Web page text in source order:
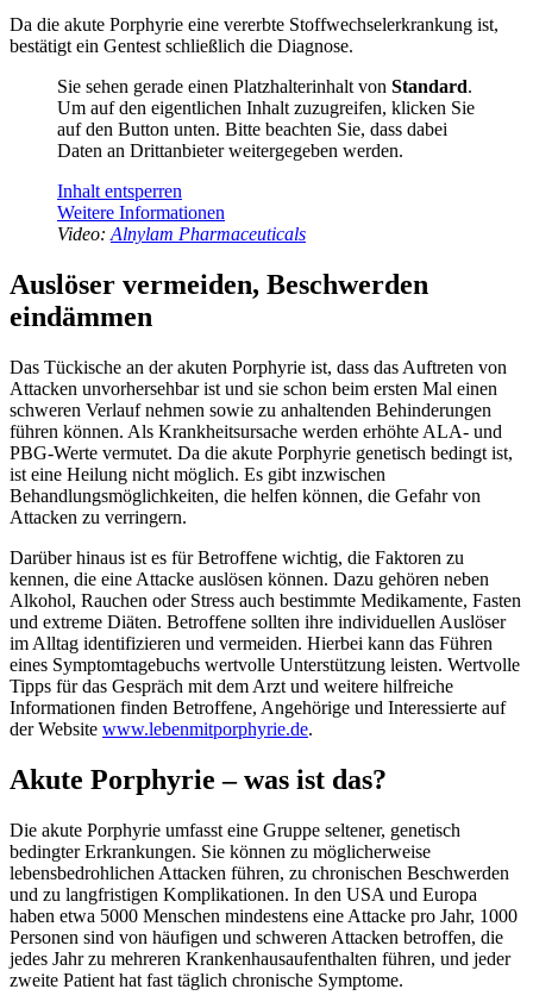
Da die akute Porphyrie eine vererbte Stoffwechselerkrankung ist,
bestätigt ein Gentest schließlich die Diagnose.
Sie sehen gerade einen Platzhalterinhalt von Standard.
Um auf den eigentlichen Inhalt zuzugreifen, klicken Sie
auf den Button unten. Bitte beachten Sie, dass dabei
Daten an Drittanbieter weitergegeben werden.
Inhalt entsperren
Weitere Informationen
Video: Alnylam Pharmaceuticals
Auslöser vermeiden, Beschwerden
eindämmen
Das Tückische an der akuten Porphyrie ist, dass das Auftreten von
Attacken unvorhersehbar ist und sie schon beim ersten Mal einen
schweren Verlauf nehmen sowie zu anhaltenden Behinderungen
führen können. Als Krankheitsursache werden erhöhte ALA- und
PBG-Werte vermutet. Da die akute Porphyrie genetisch bedingt ist,
ist eine Heilung nicht möglich. Es gibt inzwischen
Behandlungsmöglichkeiten, die helfen können, die Gefahr von
Attacken zu verringern.
Darüber hinaus ist es für Betroffene wichtig, die Faktoren zu
kennen, die eine Attacke auslösen können. Dazu gehören neben
Alkohol, Rauchen oder Stress auch bestimmte Medikamente, Fasten
und extreme Diäten. Betroffene sollten ihre individuellen Auslöser
im Alltag identifizieren und vermeiden. Hierbei kann das Führen
eines Symptomtagebuchs wertvolle Unterstützung leisten. Wertvolle
Tipps für das Gespräch mit dem Arzt und weitere hilfreiche
Informationen finden Betroffene, Angehörige und Interessierte auf
der Website www.lebenmitporphyrie.de.
Akute Porphyrie – was ist das?
Die akute Porphyrie umfasst eine Gruppe seltener, genetisch
bedingter Erkrankungen. Sie können zu möglicherweise
lebensbedrohlichen Attacken führen, zu chronischen Beschwerden
und zu langfristigen Komplikationen. In den USA und Europa
haben etwa 5000 Menschen mindestens eine Attacke pro Jahr, 1000
Personen sind von häufigen und schweren Attacken betroffen, die
jedes Jahr zu mehreren Krankenhausaufenthalten führen, und jeder
zweite Patient hat fast täglich chronische Symptome.